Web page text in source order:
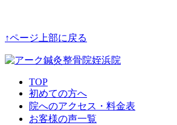
↑ページ上部に戻る
TOP
初めての方へ
院へのアクセス・料金表
お客様の声一覧